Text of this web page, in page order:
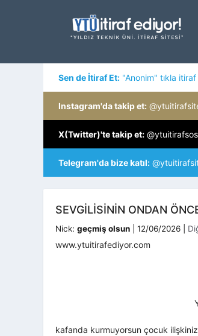
Sen de İtiraf Et: "Anonim" tıkla
Instagram'da takip et:
X(Twitter)'te takip et:
Telegram'da bize katıl:
SEVGILISININ ONDAN
Nick: geçmiş olsun 12/06/2026
www.ytuitirafediyor.com
kafanda kurmuyorsun çocuk